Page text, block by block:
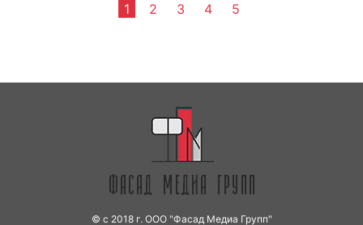
1 2 3 4 5
© с 2018 г. ООО "Фасад Медиа Групп"